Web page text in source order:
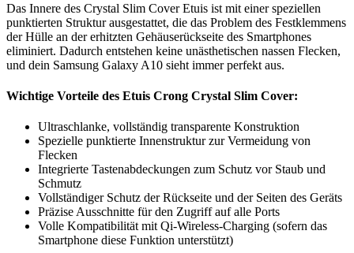
Das Innere des Crystal Slim Cover Etuis ist mit einer speziellen
punktierten Struktur ausgestattet, die das Problem des Festklemmens
der Hülle an der erhitzten Gehäuserückseite des Smartphones
eliminiert. Dadurch entstehen keine unästhetischen nassen Flecken,
und dein Samsung Galaxy A10 sieht immer perfekt aus.
Wichtige Vorteile des Etuis Crong Crystal Slim Cover:
Ultraschlanke, vollständig transparente Konstruktion
Spezielle punktierte Innenstruktur zur Vermeidung von
Flecken
Integrierte Tastenabdeckungen zum Schutz vor Staub und
Schmutz
Vollständiger Schutz der Rückseite und der Seiten des Geräts
Präzise Ausschnitte für den Zugriff auf alle Ports
Volle Kompatibilität mit Qi-Wireless-Charging (sofern das
Smartphone diese Funktion unterstützt)